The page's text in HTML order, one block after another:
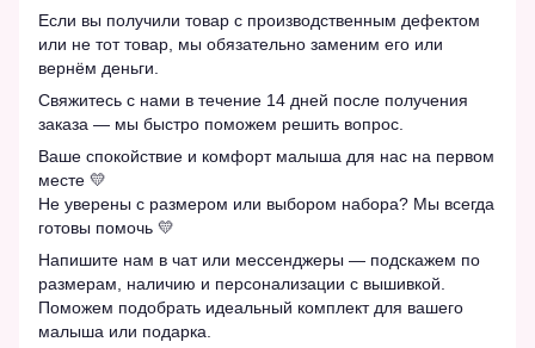
Если вы получили товар с производственным дефектом
или не тот товар, мы обязательно заменим его или
вернём деньги.
Свяжитесь с нами в течение 14 дней после получения
заказа — мы быстро поможем решить вопрос.
Ваше спокойствие и комфорт малыша для нас на первом
месте 💛
Не уверены с размером или выбором набора? Мы всегда
готовы помочь 💛
Напишите нам в чат или мессенджеры — подскажем по
размерам, наличию и персонализации с вышивкой.
Поможем подобрать идеальный комплект для вашего
малыша или подарка.